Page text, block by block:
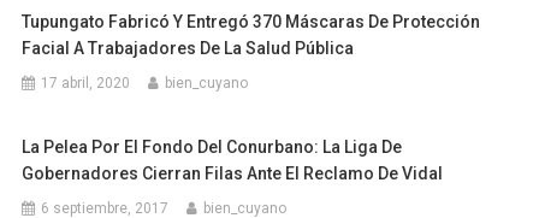
Tupungato Fabricó Y Entregó 370 Máscaras De Protección
Facial A Trabajadores De La Salud Pública
17 abril, 2020 bien_cuyano
La Pelea Por El Fondo Del Conurbano: La Liga De
Gobernadores Cierran Filas Ante El Reclamo De Vidal
6 septiembre, 2017 bien_cuyano